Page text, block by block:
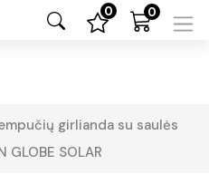
0 0
girlianda su saulės
GLOBE SOLAR